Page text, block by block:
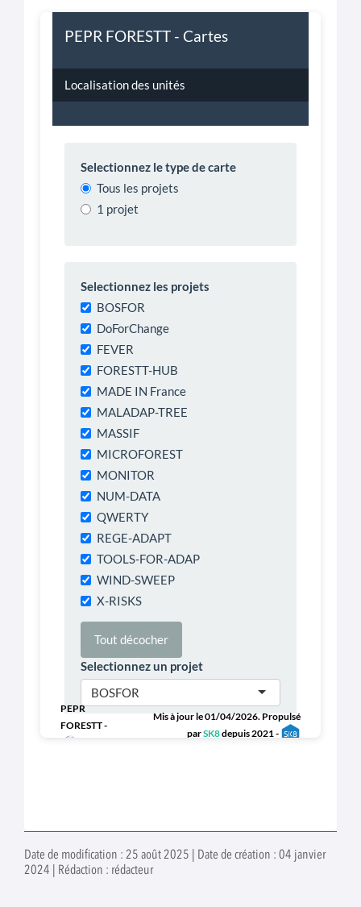
Date de modification : 25 août 2025 | Date de création : 04 janvier
2024 | Rédaction : rédacteur